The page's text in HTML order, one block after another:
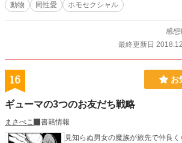
動物
同性愛 ホモセクシャル
感想
最終更新日
16 お
ギューマの3つのお友だち戦略
まさぺこ
書籍情報
見知らぬ男女の魔族が旅先で仲良